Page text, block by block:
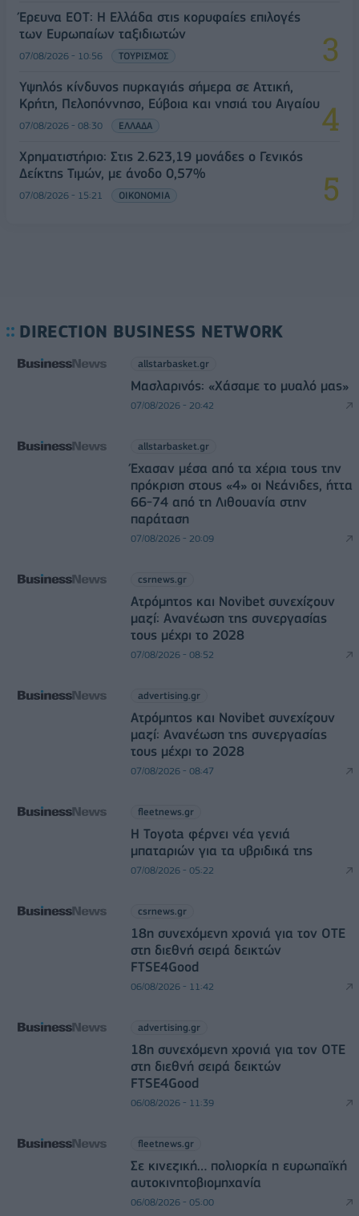
Έρευνα ΕΟΤ: Η Ελλάδα στις κορυφαίες επιλογές
των Ευρωπαίων ταξιδιωτών
07/08/2026 - 10:56 ΤΟΥΡΙΣΜΟΣ
Υψηλός κίνδυνος πυρκαγιάς σήμερα σε Αττική,
Κρήτη, Πελοπόννησο, Εύβοια και νησιά του Αιγαίου
07/08/2026 - 08:30 ΕΛΛΑΔΑ
Χρηματιστήριο: Στις 2.623,19 μονάδες ο Γενικός
Δείκτης Τιμών, με άνοδο 0,57%
07/08/2026 - 15:21 ΟΙΚΟΝΟΜΙΑ
DIRECTION BUSINESS NETWORK
allstarbasket.gr
Μασλαρινός: «Χάσαμε το μυαλό μας»
07/08/2026 - 20:42
allstarbasket.gr
Έχασαν μέσα από τα χέρια τους την
πρόκριση στους «4» οι Νεάνιδες, ήττα
66-74 από τη Λιθουανία στην
παράταση
07/08/2026 - 20:09
csrnews.gr
Ατρόμητος και Novibet συνεχίζουν
μαζί: Ανανέωση της συνεργασίας
τους μέχρι το 2028
07/08/2026 - 08:52
advertising.gr
Ατρόμητος και Novibet συνεχίζουν
μαζί: Ανανέωση της συνεργασίας
τους μέχρι το 2028
07/08/2026 - 08:47
fleetnews.gr
Η Toyota φέρνει νέα γενιά
μπαταριών για τα υβριδικά της
07/08/2026 - 05:22
csrnews.gr
18η συνεχόμενη χρονιά για τον ΟΤΕ
στη διεθνή σειρά δεικτών
FTSE4Good
06/08/2026 - 11:42
advertising.gr
18η συνεχόμενη χρονιά για τον ΟΤΕ
στη διεθνή σειρά δεικτών
FTSE4Good
06/08/2026 - 11:39
fleetnews.gr
Σε κινεζική… πολιορκία η ευρωπαϊκή
αυτοκινητοβιομηχανία
06/08/2026 - 05:00